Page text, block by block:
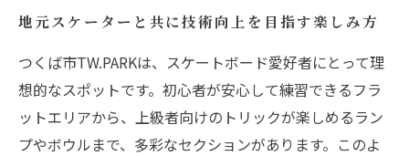
地元スケーターと共に技術向上を目指す楽しみ方
つくば市TW.PARKは、スケートボード愛好者にとって理
想的なスポットです。初心者が安心して練習できるフラ
ットエリアから、上級者向けのトリックが楽しめるラン
プやボウルまで、多彩なセクションがあります。このよ